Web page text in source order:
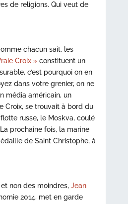
de religions. Qui veut de
chacun sait, les
Croix »constituent un
c’est pourquoi on en
dans votre grenier, on ne
média américain, un
Croix, se trouvait à bord du
russe, le Moskva, coulé
prochaine fois, la marine
de Saint Christophe, à
non des moindres, Jean
2014, met en garde